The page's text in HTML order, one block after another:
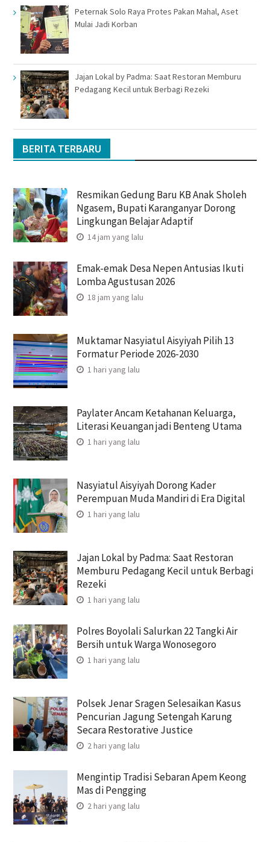
Peternak Solo Raya Protes Pakan Mahal, Aset
Mulai Jadi Korban
Jajan Lokal by Padma: Saat Restoran Memburu
Pedagang Kecil untuk Berbagi Rezeki
BERITA TERBARU
Resmikan Gedung Baru KB Anak Sholeh
Ngasem, Bupati Karanganyar Dorong
Lingkungan Belajar Adaptif
14 jam yang lalu
Emak-emak Desa Nepen Antusias Ikuti
Lomba Agustusan 2026
18 jam yang lalu
Muktamar Nasyiatul Aisyiyah Pilih 13
Formatur Periode 2026-2030
1 hari yang lalu
Paylater Ancam Ketahanan Keluarga,
Literasi Keuangan jadi Benteng Utama
1 hari yang lalu
Nasyiatul Aisyiyah Dorong Kader
Perempuan Muda Mandiri di Era Digital
1 hari yang lalu
Jajan Lokal by Padma: Saat Restoran
Memburu Pedagang Kecil untuk Berbagi
Rezeki
1 hari yang lalu
Polres Boyolali Salurkan 22 Tangki Air
Bersih untuk Warga Wonosegoro
1 hari yang lalu
Polsek Jenar Sragen Selesaikan Kasus
Pencurian Jagung Setengah Karung
Secara Restorative Justice
2 hari yang lalu
Mengintip Tradisi Sebaran Apem Keong
Mas di Pengging
2 hari yang lalu